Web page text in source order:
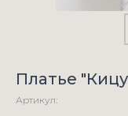
Платье
Артикул: